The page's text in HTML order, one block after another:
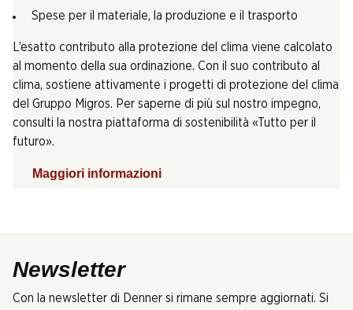
Spese per il materiale, la produzione e il trasporto
L’esatto contributo alla protezione del clima viene calcolato
al momento della sua ordinazione. Con il suo contributo al
clima, sostiene attivamente i progetti di protezione del clima
del Gruppo Migros. Per saperne di più sul nostro impegno,
consulti la nostra piattaforma di sostenibilità «Tutto per il
futuro».
Maggiori informazioni
Newsletter
Con la newsletter di Denner si rimane sempre aggiornati. Si